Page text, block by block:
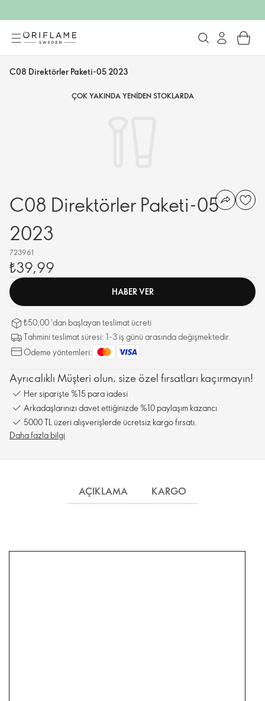
C08 Direktörler Paketi-05 2023
ÇOK YAKINDA YENIDEN STOKLARDA
C08 Direktörler Paketi-05
2023
723961
₺39,99
HABER VER
₺50,00 'dan başlayan teslimat ücreti
Tahmini teslimat süresi: 1-3 iş günü arasında değişmektedir.
Ödeme yöntemleri:
Ayrıcalıklı Müşteri olun, size özel fırsatları kaçırmayın!
Her siparişte %15 para iadesi
Arkadaşlarınızı davet ettiğinizde %10 paylaşım kazancı
5000 TL üzeri alışverişlerde ücretsiz kargo fırsatı.
Daha fazla bilgi
AÇIKLAMA KARGO